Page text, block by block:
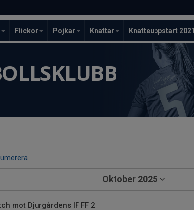
Flickor Pojkar Knattar Knatteuppstart 2021
Oktober 2025
mot Djurgårdens IF FF 2